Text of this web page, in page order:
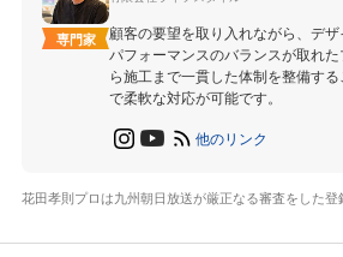
専門家
顧客の要望を取り入れながら、デ
パフォーマンスのバランスが取れ
ら施工まで一貫した体制を整備す
で柔軟な対応が可能です。
他のリンク
花田孝則プロは九州朝日放送が厳正なる審査をした登